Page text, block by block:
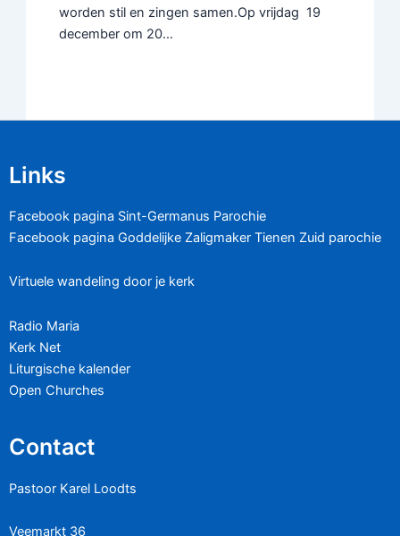
worden stil en zingen samen.Op vrijdag 19
december om 20…
Links
Facebook pagina Sint-Germanus Parochie
Facebook pagina Goddelijke Zaligmaker Tienen Zuid parochie
Virtuele wandeling door je kerk
Radio Maria
Kerk Net
Liturgische kalender
Open Churches
Contact
Pastoor Karel Loodts
Veemarkt 36